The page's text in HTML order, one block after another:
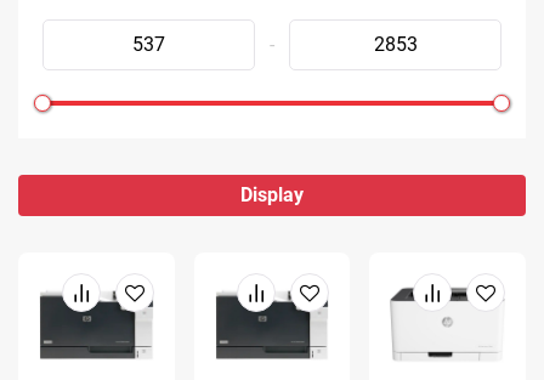
-
Display